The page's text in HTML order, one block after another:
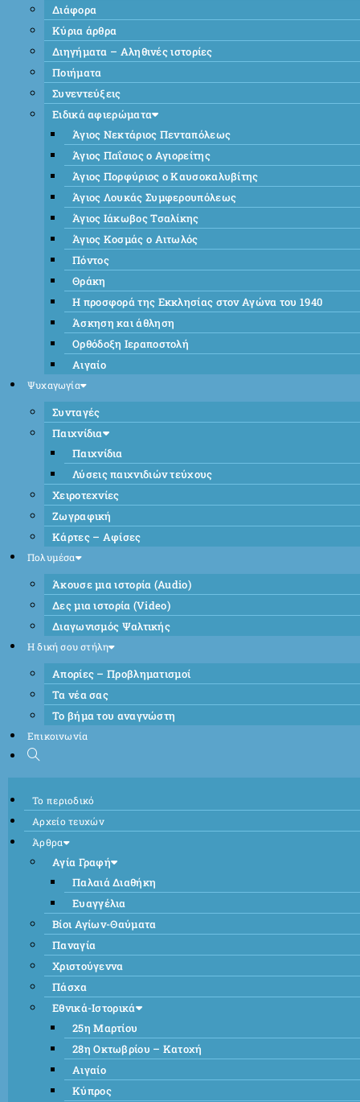
Διάφορα
Κύρια άρθρα
Διηγήματα – Αληθινές ιστορίες
Ποιήματα
Συνεντεύξεις
Ειδικά αφιερώματα
Άγιος Νεκτάριος Πενταπόλεως
Άγιος Παΐσιος ο Αγιορείτης
Άγιος Πορφύριος ο Καυσοκαλυβίτης
Άγιος Λουκάς Συμφερουπόλεως
Άγιος Ιάκωβος Τσαλίκης
Άγιος Κοσμάς ο Αιτωλός
Πόντος
Θράκη
Η προσφορά της Εκκλησίας στον Αγώνα του 1940
Άσκηση και άθληση
Ορθόδοξη Ιεραποστολή
Αιγαίο
Ψυχαγωγία
Συνταγές
Παιχνίδια
Παιχνίδια
Λύσεις παιχνιδιών τεύχους
Χειροτεχνίες
Ζωγραφική
Κάρτες – Αφίσες
Πολυμέσα
Άκουσε μια ιστορία (Audio)
Δες μια ιστορία (Video)
Διαγωνισμός Ψαλτικής
Η δική σου στήλη
Απορίες – Προβληματισμοί
Τα νέα σας
Το βήμα του αναγνώστη
Επικοινωνία
Το περιοδικό
Αρχείο τευχών
Άρθρα
Αγία Γραφή
Παλαιά Διαθήκη
Ευαγγέλια
Βίοι Αγίων-Θαύματα
Παναγία
Χριστούγεννα
Πάσχα
Εθνικά-Ιστορικά
25η Μαρτίου
28η Οκτωβρίου – Κατοχή
Αιγαίο
Κύπρος